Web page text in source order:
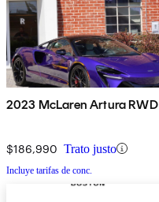
2023 McLaren Artura RWD
$186,990 Trato justo
Incluye tarifas de conc.